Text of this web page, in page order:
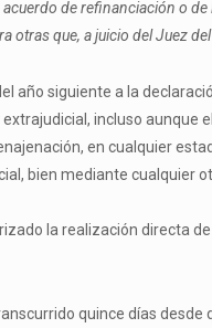
de refinanciación o
otras que, a juicio del Juez
año siguiente a la
incluso aunque
en cualquier
bien mediante cualquier
la realización directa
quince días